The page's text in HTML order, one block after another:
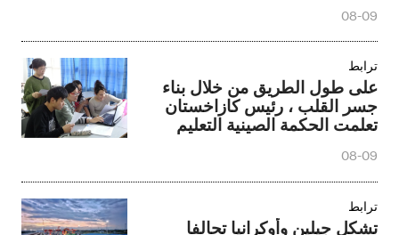
08-09
ترابط
على طول الطريق من خلال بناء
جسر القلب ، رئيس كازاخستان
تعلمت الحكمة الصينية التعليم
08-09
ترابط
تشكل جيلين وأوكرانيا تحالفا